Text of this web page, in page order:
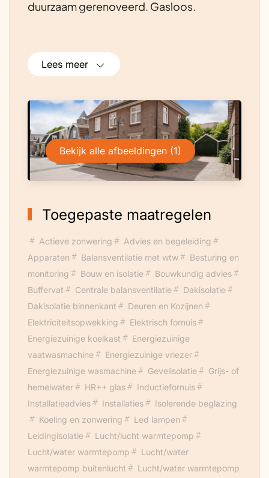
duurzaam gerenoveerd. Gasloos.
Lees meer
Bekijk alle afbeeldingen (1)
Toegepaste maatregelen
Actieve zonwering
Advies en begeleiding
Apparaten
Balansventilatie met wtw
Besturing en
monitoring
Bouw en isolatie
Bouwkundig advies
Buffervat
Centrale balansventilatie
Dakisolatie
Dakisolatie binnenkant
Deuren en Kozijnen
Elektriciteitsopwekking
Elektrisch fornuis
Energiezuinige koelkast
Energiezuinige
vaatwasmachine
Energiezuinige vriezer
Energiezuinige wasmachine
Gevelisolatie
Grijs- of
hemelwater
HR++ glas
Inductiefornuis
Installatieadvies
Installaties
Isolerende beglazing
Koeling en zonwering
Led lampen
Leidingisolatie
Lucht/lucht warmtepomp
Lucht/water warmtepomp
Lucht/water
warmtepomp buitenlucht
Lucht/water warmtepomp